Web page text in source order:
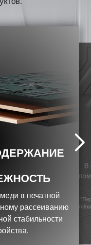
в печатной
рассеиванию
стабильности
В